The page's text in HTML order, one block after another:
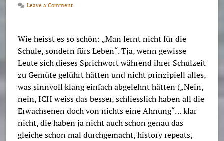
Leave a Comment
Wie heisst es so schön: „Man lernt nicht für die
Schule, sondern fürs Leben“. Tja, wenn gewisse
Leute sich dieses Sprichwort während ihrer Schulzeit
zu Gemüte geführt hätten und nicht prinzipiell alles,
was sinnvoll klang einfach abgelehnt hätten („Nein,
nein, ICH weiss das besser, schliesslich haben all die
Erwachsenen doch von nichts eine Ahnung“… klar
nicht, die haben ja nicht auch schon genau das
gleiche schon mal durchgemacht, history repeats,